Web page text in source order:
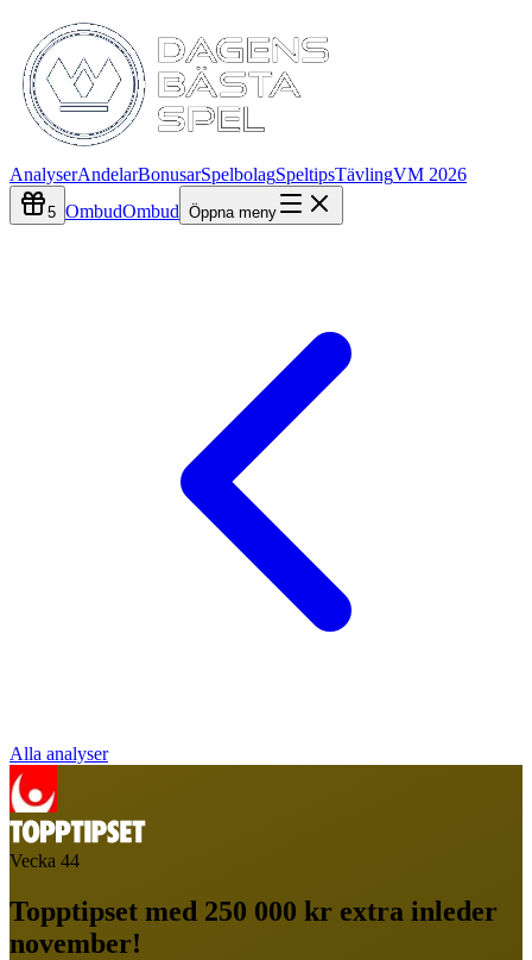
AnalyserAndelarBonusarSpelbolagSpeltipsTävlingVM 2026
5 OmbudOmbud Öppna meny
Alla analyser
Vecka 44
Topptipset med 250 000 kr extra inleder
november!